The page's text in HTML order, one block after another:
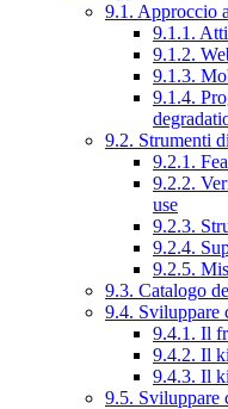
9.1. Approccio
9.1.1.
9.1.2.
9.1.3.
9.1.4.
9.2. Strumenti
9.2.1.
9.2.2.
use
9.2.3.
9.2.4.
9.2.5.
9.3. Catalogo
9.4. Sviluppare
9.4.1. Il
9.4.2. Il
9.4.3. Il
9.5. Sviluppare